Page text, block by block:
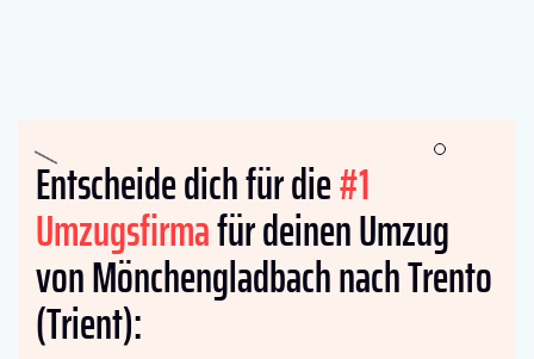
Entscheide dich für die#1
Umzugsfirmafür deinen Umzug
von Mönchengladbach nach Trento
(Trient):